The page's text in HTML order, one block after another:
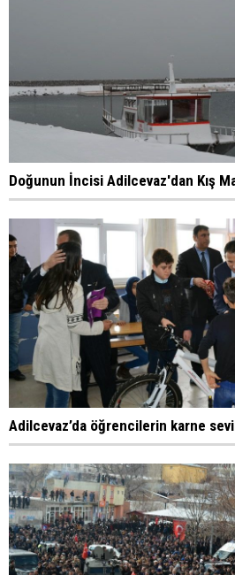
Doğunun İncisi Adilcevaz'dan Kış
Adilcevaz’da öğrencilerin karne